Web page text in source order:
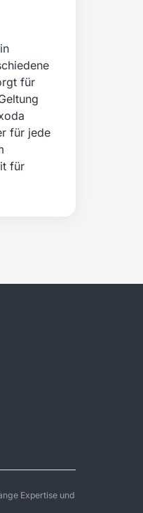
für
für jede
für
Expertise und